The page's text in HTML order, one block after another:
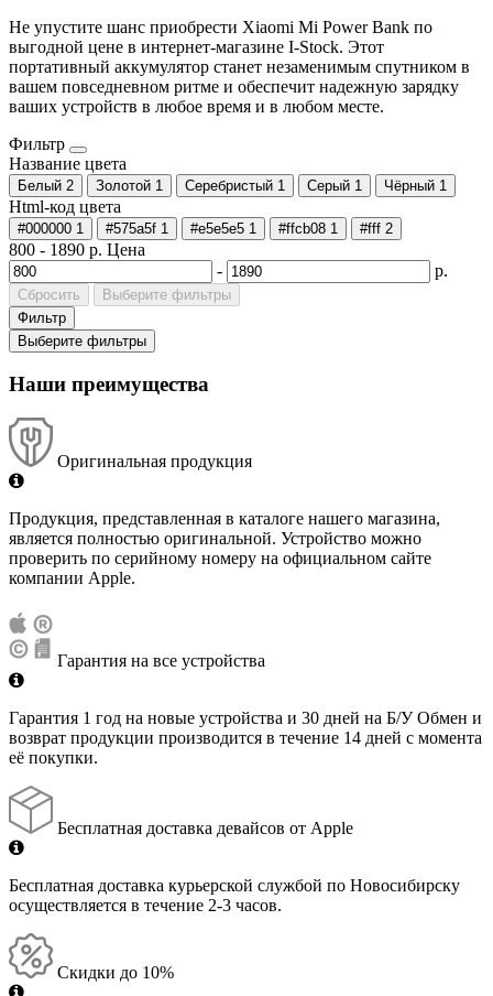
Не упустите шанс приобрести Xiaomi Mi Power Bank по
выгодной цене в интернет-магазине I-Stock. Этот
портативный аккумулятор станет незаменимым спутником в
вашем повседневном ритме и обеспечит надежную зарядку
ваших устройств в любое время и в любом месте.
Фильтр
Название цвета
Белый 2 Золотой 1 Серебристый 1 Серый 1 Чёрный 1
Html-код цвета
#000000 1 #575a5f 1 #e5e5e5 1 #ffcb08 1 #fff 2
800 - 1890 р. Цена
-
р.
Сбросить
Выберите фильтры
Фильтр
Выберите фильтры
Наши преимущества
Оригинальная продукция
Продукция, представленная в каталоге нашего магазина,
является полностью оригинальной. Устройство можно
проверить по серийному номеру на официальном сайте
компании Apple.
Гарантия на все устройства
Гарантия 1 год на новые устройства и 30 дней на Б/У Обмен и
возврат продукции производится в течение 14 дней с момента
её покупки.
Бесплатная доставка девайсов от Apple
Бесплатная доставка курьерской службой по Новосибирску
осуществляется в течение 2-3 часов.
Скидки до 10%